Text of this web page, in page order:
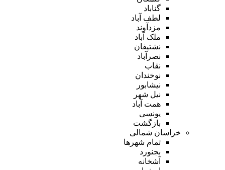
گناباد
لطف آباد
مزدآوند
ملک آباد
نشتیفان
نصرآباد
نقاب
نوخندان
نیشابور
نیل شهر
همت آباد
یونسی
بازگشت
خراسان شمالی
تمام شهر‌ها
بجنورد
آشخانه